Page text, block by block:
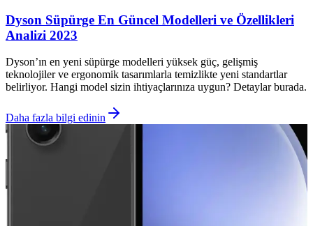
Dyson Süpürge En Güncel Modelleri ve Özellikleri
Analizi 2023
Dyson’ın en yeni süpürge modelleri yüksek güç, gelişmiş
teknolojiler ve ergonomik tasarımlarla temizlikte yeni standartlar
belirliyor. Hangi model sizin ihtiyaçlarınıza uygun? Detaylar burada.
Daha fazla bilgi edinin